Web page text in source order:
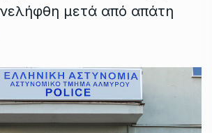
μετά από απάτη